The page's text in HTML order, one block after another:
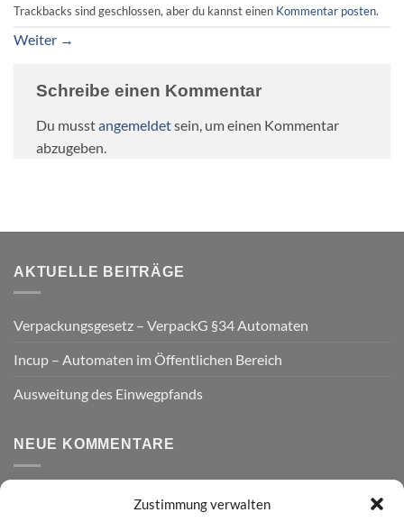
Zustimmung verwalten
Trackbacks sind geschlossen, aber du kannst einen Kommentar posten.
Weiter →
Schreibe einen Kommentar
Du musstangemeldetsein, um einen Kommentar
abzugeben.
AKTUELLE BEITRÄGE
Verpackungsgesetz – VerpackG §34 Automaten
Incup – Automaten im Öffentlichen Bereich
Ausweitung des Einwegpfands
NEUE KOMMENTARE